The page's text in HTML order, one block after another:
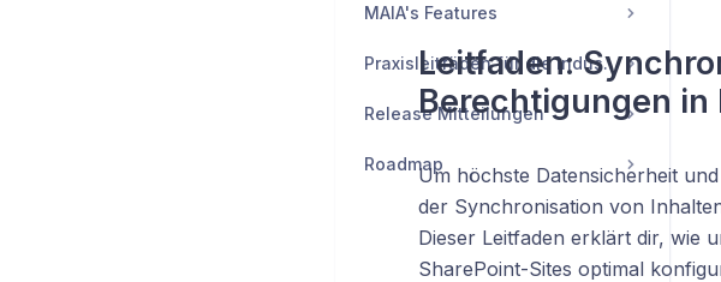
MAIA's Features
Praxisleitfäden für die Industrie
Release Mitteilungen
Roadmap
Leitfaden:
Berechtigungen in
Um höchste Datensicherheit
der Synchronisation von
Dieser Leitfaden erklärt dir, wie
SharePoint-Sites optimal